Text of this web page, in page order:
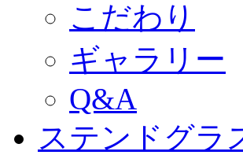
こだわり
ギャラリー
Q&A
ステンドグラ